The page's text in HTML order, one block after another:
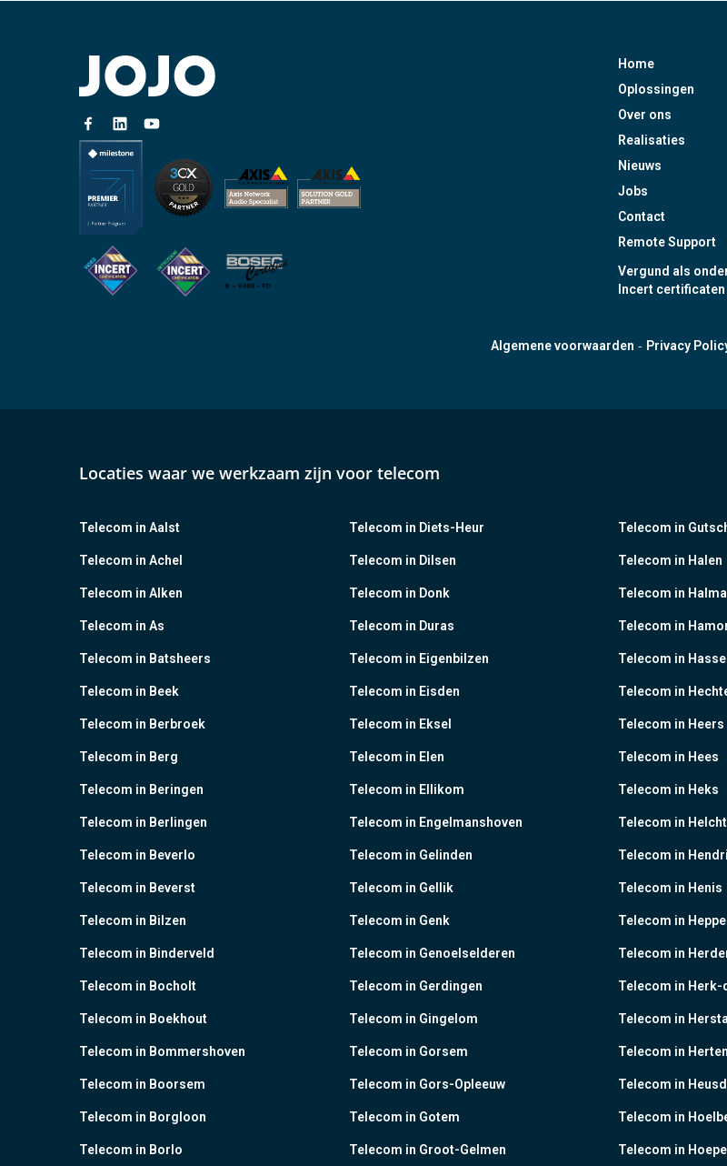
Home
Oplossingen
Over ons
Realisaties
Nieuws
Jobs
Contact
Remote Support
Vergund als
Incert
Algemene voorwaarden - Privacy
Locaties waar we werkzaam zijn voor telecom
Telecom in Aalst
Telecom in Achel
Telecom in Alken
Telecom in As
Telecom in Batsheers
Telecom in Beek
Telecom in Berbroek
Telecom in Berg
Telecom in Beringen
Telecom in Berlingen
Telecom in Beverlo
Telecom in Beverst
Telecom in Bilzen
Telecom in Binderveld
Telecom in Bocholt
Telecom in Boekhout
Telecom in Bommershoven
Telecom in Boorsem
Telecom in Borgloon
Telecom in Borlo
Telecom in Diets-Heur
Telecom in Dilsen
Telecom in Donk
Telecom in Duras
Telecom in Eigenbilzen
Telecom in Eisden
Telecom in Eksel
Telecom in Elen
Telecom in Ellikom
Telecom in Engelmanshoven
Telecom in Gelinden
Telecom in Gellik
Telecom in Genk
Telecom in Genoelselderen
Telecom in Gerdingen
Telecom in Gingelom
Telecom in Gorsem
Telecom in Gors-Opleeuw
Telecom in Gotem
Telecom in Groot-Gelmen
Telecom in
Telecom in Halen
Telecom in
Telecom in
Telecom in
Telecom in
Telecom in Heers
Telecom in Hees
Telecom in Heks
Telecom in
Telecom in
Telecom in Henis
Telecom in
Telecom in
Telecom in Herk-
Telecom in
Telecom in Herten
Telecom in
Telecom in
Telecom in